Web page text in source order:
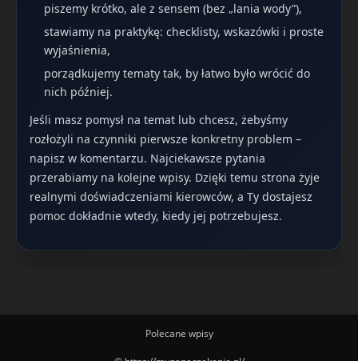
piszemy krótko, ale z sensem (bez „lania wody”),
stawiamy na praktykę: checklisty, wskazówki i proste
wyjaśnienia,
porządkujemy tematy tak, by łatwo było wrócić do
nich później.
Jeśli masz pomysł na temat lub chcesz, żebyśmy
rozłożyli na czynniki pierwsze konkretny problem –
napisz w komentarzu. Najciekawsze pytania
przerabiamy na kolejne wpisy. Dzięki temu strona żyje
realnymi doświadczeniami kierowców, a Ty dostajesz
pomoc dokładnie wtedy, kiedy jej potrzebujesz.
Polecane wpisy